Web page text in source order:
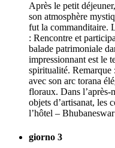
Après le petit
son atmosphère
fut la commanditaire.
: Rencontre et
balade patrimoniale
impressionnant est le
spiritualité. Remarque
avec son arc torana
floraux. Dans l’après-
objets d’artisanat, les
l’hôtel – Bhubaneswar
giorno 3